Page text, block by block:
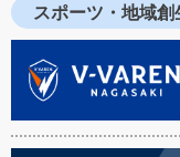
スポーツ・地域創